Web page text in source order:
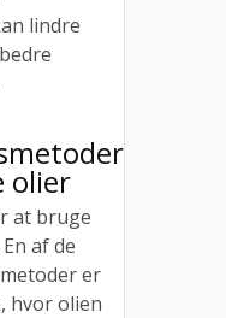
lindre
olier
at bruge
af de
er
hvor olien